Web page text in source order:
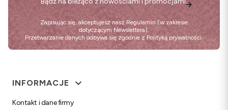
Zapisując się, akceptujesz nasz Regulamin (w zakresie
dotyczącym Newslettera).
Przetwarzanie danych odbywa się zgodnie z Polityką prywatności.
Linki w stopce
INFORMACJE
Kontakt i dane firmy